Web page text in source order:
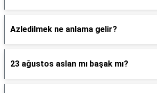
Azledilmek ne anlama gelir?
23 ağustos aslan mı başak mı?